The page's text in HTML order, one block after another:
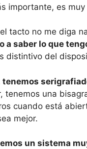
importante, es
tacto no me diga
a saber lo que
distintivo del
tenemos
tenemos una
cuando está
mejor.
un sistema